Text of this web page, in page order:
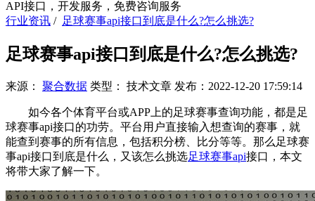
API接口，开发服务，免费咨询服务
行业资讯 / 足球赛事api接口到底是什么?怎么挑选?
足球赛事api接口到底是什么?怎么挑选?
来源： 聚合数据 类型： 技术文章 发布： 2022-12-20 17:59:14
如今各个体育平台或APP上的足球赛事查询功能，都是足
球赛事api接口的功劳。平台用户直接输入想查询的赛事，就
能查到赛事的所有信息，包括积分榜、比分等等。那么足球赛
事api接口到底是什么，又该怎么挑选足球赛事api接口，本文
将带大家了解一下。